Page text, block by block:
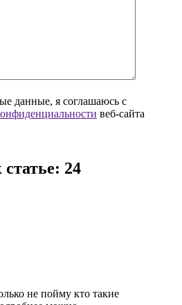
данные, я соглашаюсь с
веб-сайта
24
не пойму кто такие